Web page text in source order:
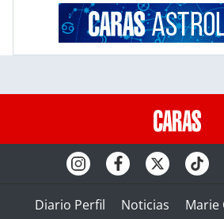
Diario Perfil Noticias Marie